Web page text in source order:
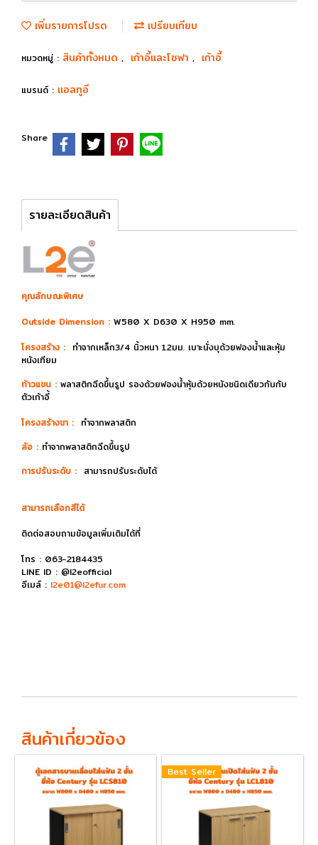
เพิ่มรายการโปรด เปรียบเทียบ
หมวดหมู่ : สินค้าทั้งหมด , เก้าอี้และโซฟา , เก้าอี้
แบรนด์ : แอลทูอี
Share
รายละเอียดสินค้า
คุณลักษณะพิเศษ
Outside Dimension : W580 X D630 X H950 mm.
โครงสร้าง : ทำจากเหล็ก3/4 นิ้วหนา 1.2มม. เบาะนั่งบุด้วยฟองน้ำและหุ้ม
หนังเทียม
ท้าวแขน : พลาสติกฉีดขึ้นรูป รองด้วยฟองน้ำหุ้มด้วยหนังชนิดเดียวกันกับ
ตัวเก้าอี้
โครงสร้างขา : ทำจากพลาสติก
ล้อ : ทำจากพลาสติกฉีดขึ้นรูป
การปรับระดับ : สามารถปรับระดับได้
สามารถเลือกสีได้
ติดต่อสอบถามข้อมูลเพิ่มเติมได้ที่
โทร : 063-2184435
LINE ID : @l2eofficial
อีเมล์ : l2e01@l2efur.com
สินค้าเกี่ยวข้อง
Best Seller